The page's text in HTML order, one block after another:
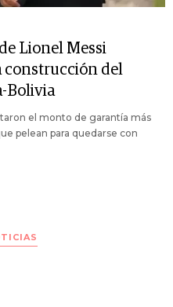
Lionel Messi
construcción del
Bolivia
el monto de garantía más
pelean para quedarse con